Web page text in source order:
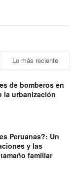
Lo más reciente
de bomberos en
la urbanización
Peruanas?: Un
y las
familiar